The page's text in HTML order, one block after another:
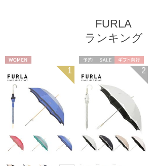
FURLA
ランキング
1
ギフト向け
WOMEN
2